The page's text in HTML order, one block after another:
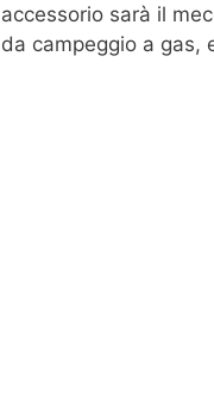
accessorio sarà il
da campeggio a gas,